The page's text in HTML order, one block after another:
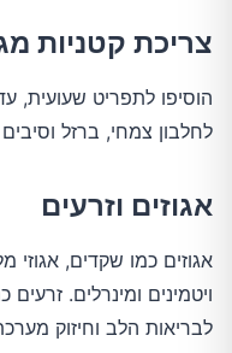
צריכת קטניות
הוסיפו לתפריט שעועית,
לחלבון צמחי, ברזל וסיבים
אגוזים וזרעים
אגוזים כמו שקדים, אגוזי
ויטמינים ומינרלים.
לבריאות הלב וחיזוק